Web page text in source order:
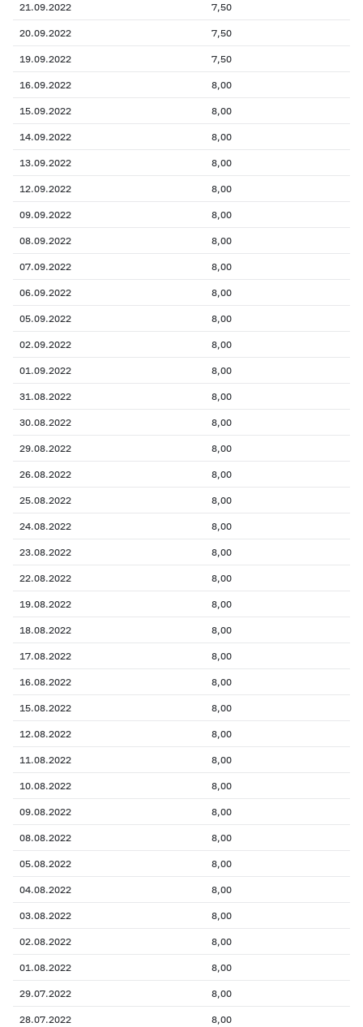
21.09.2022 7,50
20.09.2022 7,50
19.09.2022 7,50
16.09.2022 8,00
15.09.2022 8,00
14.09.2022 8,00
13.09.2022 8,00
12.09.2022 8,00
09.09.2022 8,00
08.09.2022 8,00
07.09.2022 8,00
06.09.2022 8,00
05.09.2022 8,00
02.09.2022 8,00
01.09.2022 8,00
31.08.2022 8,00
30.08.2022 8,00
29.08.2022 8,00
26.08.2022 8,00
25.08.2022 8,00
24.08.2022 8,00
23.08.2022 8,00
22.08.2022 8,00
19.08.2022 8,00
18.08.2022 8,00
17.08.2022 8,00
16.08.2022 8,00
15.08.2022 8,00
12.08.2022 8,00
11.08.2022 8,00
10.08.2022 8,00
09.08.2022 8,00
08.08.2022 8,00
05.08.2022 8,00
04.08.2022 8,00
03.08.2022 8,00
02.08.2022 8,00
01.08.2022 8,00
29.07.2022 8,00
28.07.2022 8,00